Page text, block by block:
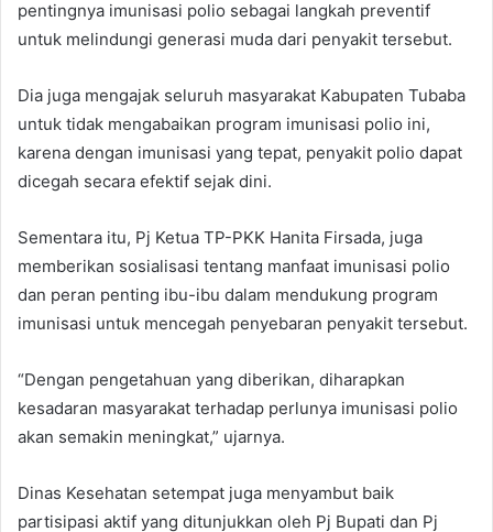
pentingnya imunisasi polio sebagai langkah preventif
untuk melindungi generasi muda dari penyakit tersebut.
Dia juga mengajak seluruh masyarakat Kabupaten Tubaba
untuk tidak mengabaikan program imunisasi polio ini,
karena dengan imunisasi yang tepat, penyakit polio dapat
dicegah secara efektif sejak dini.
Sementara itu, Pj Ketua TP-PKK Hanita Firsada, juga
memberikan sosialisasi tentang manfaat imunisasi polio
dan peran penting ibu-ibu dalam mendukung program
imunisasi untuk mencegah penyebaran penyakit tersebut.
“Dengan pengetahuan yang diberikan, diharapkan
kesadaran masyarakat terhadap perlunya imunisasi polio
akan semakin meningkat,” ujarnya.
Dinas Kesehatan setempat juga menyambut baik
partisipasi aktif yang ditunjukkan oleh Pj Bupati dan Pj